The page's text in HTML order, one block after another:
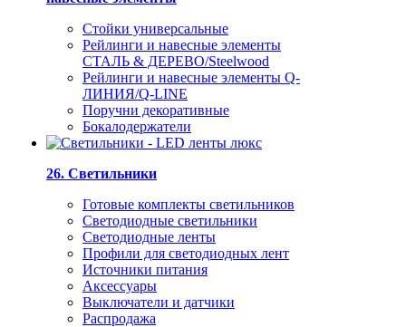
Стойки универсальные
Рейлинги и навесные элементы
СТАЛЬ & ДЕРЕВО/Steelwood
Рейлинги и навесные элементы Q-
ЛИНИЯ/Q-LINE
Поручни декоративные
Бокалодержатели
26. Светильники
Готовые комплекты светильников
Светодиодные светильники
Светодиодные ленты
Профили для светодиодных лент
Источники питания
Аксессуары
Выключатели и датчики
Распродажа